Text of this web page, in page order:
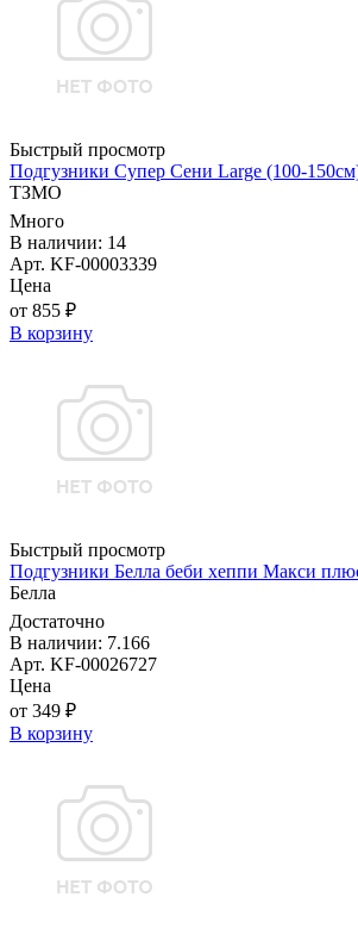
Быстрый просмотр
Подгузники Супер Сени Large (100-
ТЗМО
Много
В наличии: 14
Арт. KF-00003339
Цена
от 855 ₽
В корзину
Быстрый просмотр
Подгузники Белла беби хеппи Макси
Белла
Достаточно
В наличии: 7.166
Арт. KF-00026727
Цена
от 349 ₽
В корзину